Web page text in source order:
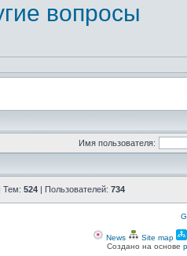
вопросы
Имя пользователя:
| Тем: 524 | Пользователей: 734
News Site map
Создано на основе